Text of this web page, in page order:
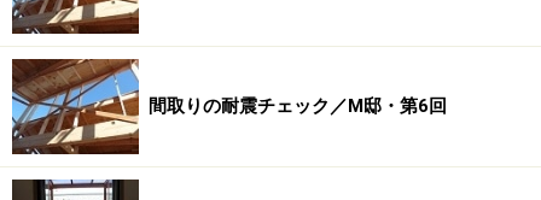
間取りの耐震チェック／M邸・第6回